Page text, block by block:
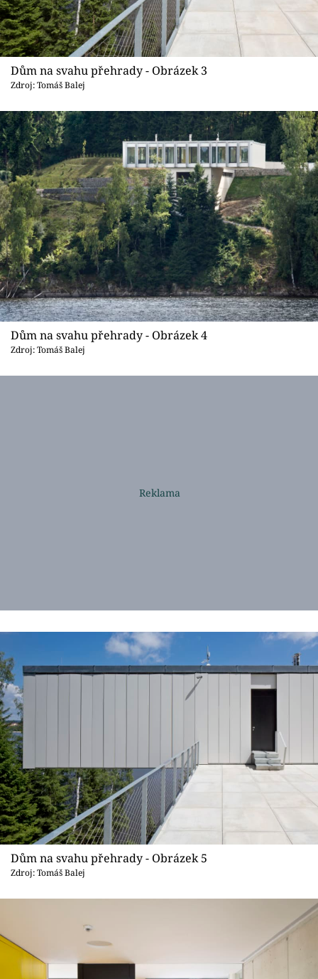
Dům na svahu přehrady - Obrázek 3
Zdroj: Tomáš Balej
Dům na svahu přehrady - Obrázek 4
Zdroj: Tomáš Balej
Dům na svahu přehrady - Obrázek 5
Zdroj: Tomáš Balej